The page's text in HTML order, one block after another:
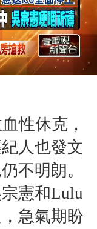
性休克，
人也發文
不明朗。
憲和Lulu
急氣期盼